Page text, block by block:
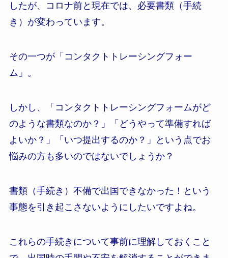
したが、コロナ前と現在では、必要書類（手続
き）が変わっています。
その一つが「コンタクトトレーシングフォー
ム」。
しかし、「コンタクトトレーシングフォームがど
のような書類なのか？」「どうやって準備すれば
よいか？」「いつ提出するのか？」という点でお
悩みの方も多いのではないでしょうか？
書類（手続き）不備で出国できなかった！という
事態を引き起こさないようにしたいですよね。
これらの手続きについて事前に理解しておくこと